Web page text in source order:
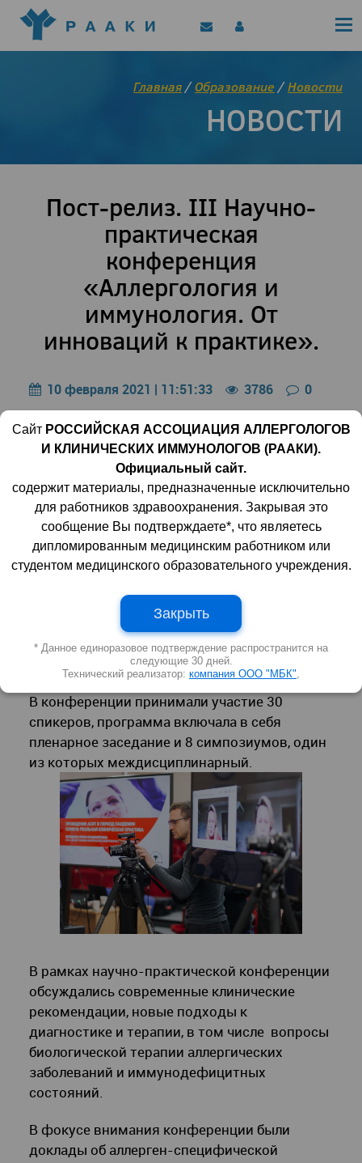
Клинические рекомендации
Позиционные документы
EAACI/РААКИ (статьи)
Цифровой канал
Главная/Образование /Новости
НОВОСТИ
Пост-релиз. III Научно-
практическая
конференция
«Аллергология и
иммунология. От
инноваций к практике».
10 февраля 2021 | 11:51:33 3786 0
6 февраля состояласьIII Научно-
практическая конференция «Аллергология и
иммунология. От инноваций к практике».
В конференции принимали участие 30
спикеров, программа включала в себя
пленарное заседание и 8 симпозиумов, один
из которых междисциплинарный.
В рамках научно-практической конференции
обсуждались современные клинические
рекомендации, новые подходы к
диагностике и терапии, в том числе вопросы
биологической терапии аллергических
заболеваний и иммунодефицитных
состояний.
В фокусе внимания конференции были
доклады об аллерген-специфической
Сайт РОССИЙСКАЯ АССОЦИАЦИЯ АЛЛЕРГОЛОГОВ
И КЛИНИЧЕСКИХ ИММУНОЛОГОВ (РААКИ).
Официальный сайт.
содержит материалы, предназначенные исключительно
для работников здравоохранения. Закрывая это
сообщение Вы подтверждаете*, что являетесь
дипломированным медицинским работником или
студентом медицинского образовательного учреждения.
Закрыть
* Данное единоразовое подтверждение распространится на
следующие 30 дней.
Технический реализатор: компания ООО "МБК",